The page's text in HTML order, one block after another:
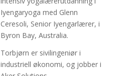
Iyengaryoga med Glenn
Ceresoli, Senior Iyengarlærer, i
Byron Bay, Australia.
Torbjørn er sivilingeniør i
industriell økonomi, og jobber i